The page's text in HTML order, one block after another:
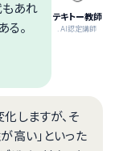
テキトー教師
.AI認定講師
もあれ
る。
しますが、そ
高い」といった